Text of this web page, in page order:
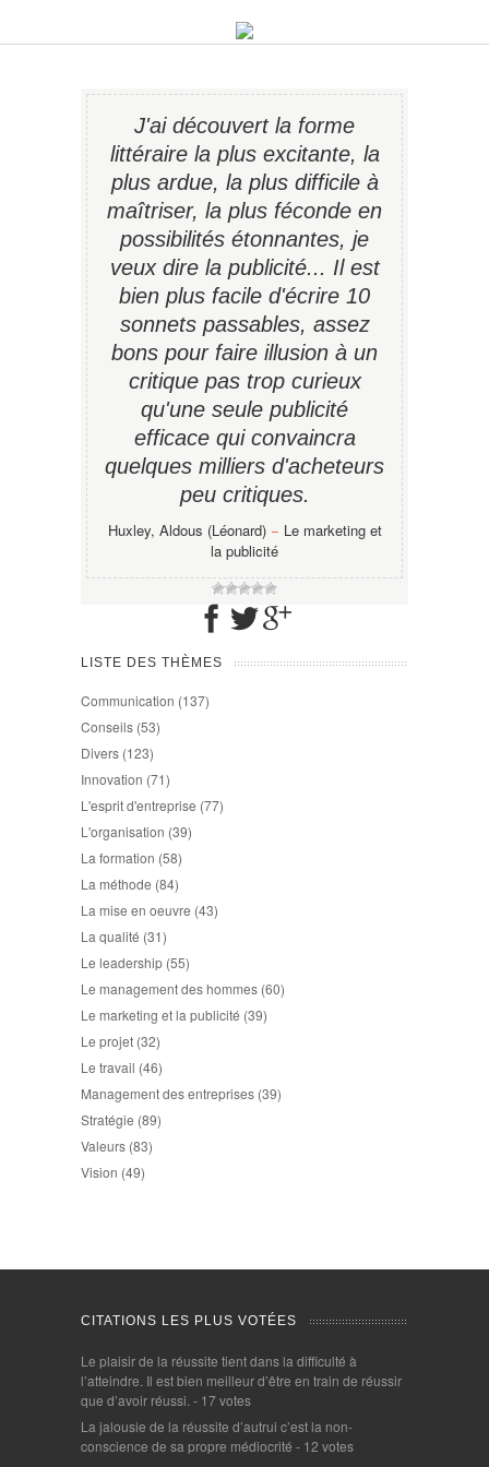
J'ai découvert la forme
littéraire la plus excitante, la
plus ardue, la plus difficile à
maîtriser, la plus féconde en
possibilités étonnantes, je
veux dire la publicité... Il est
bien plus facile d'écrire 10
sonnets passables, assez
bons pour faire illusion à un
critique pas trop curieux
qu'une seule publicité
efficace qui convaincra
quelques milliers d'acheteurs
peu critiques.
Huxley, Aldous (Léonard)− Le marketing et
la publicité
LISTE DES THÈMES
Communication (137)
Conseils (53)
Divers (123)
Innovation (71)
L'esprit d'entreprise (77)
L'organisation (39)
La formation (58)
La méthode (84)
La mise en oeuvre (43)
La qualité (31)
Le leadership (55)
Le management des hommes (60)
Le marketing et la publicité (39)
Le projet (32)
Le travail (46)
Management des entreprises (39)
Stratégie (89)
Valeurs (83)
Vision (49)
CITATIONS LES PLUS VOTÉES
Le plaisir de la réussite tient dans la difficulté à
l’atteindre. Il est bien meilleur d’être en train de réussir
que d’avoir réussi. - 17 votes
La jalousie de la réussite d’autrui c’est la non-
conscience de sa propre médiocrité - 12 votes